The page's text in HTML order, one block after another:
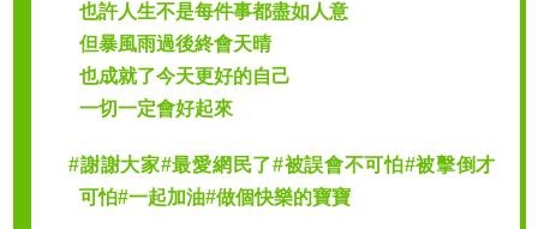
也許人生不是每件事都盡如人意
但暴風雨過後終會天晴
也成就了今天更好的自己
一切一定會好起來
#謝謝大家#最愛網民了#被誤會不可怕#被擊倒才
可怕#一起加油#做個快樂的寶寶